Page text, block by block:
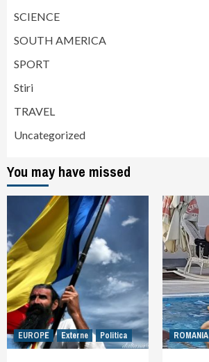
SCIENCE
SOUTH AMERICA
SPORT
Stiri
TRAVEL
Uncategorized
You may have missed
EUROPE Externe Politica ROMANIA